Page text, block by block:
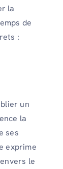
la
de
:
un
la
ses
exprime
le